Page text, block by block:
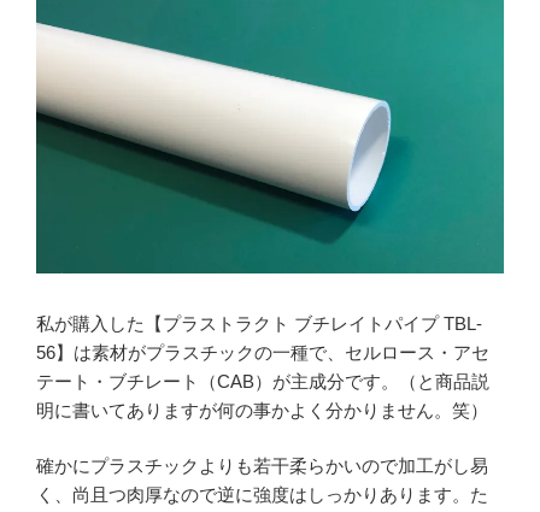
私が購入した【プラストラクト ブチレイトパイプ TBL-
56】は素材がプラスチックの一種で、セルロース・アセ
テート・ブチレート（CAB）が主成分です。（と商品説
明に書いてありますが何の事かよく分かりません。笑）
確かにプラスチックよりも若干柔らかいので加工がし易
く、尚且つ肉厚なので逆に強度はしっかりあります。た